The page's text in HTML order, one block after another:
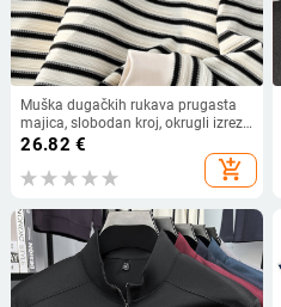
Muška dugačkih rukava prugasta
majica, slobodan kroj, okrugli izrez,
poliesterska smjesa 96%+, teški
hongkonški stil
26.82 €
add_shopping_cart